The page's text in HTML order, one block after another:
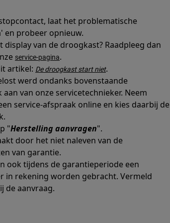
laat het problematische
en probeer opnieuw.
van de droogkast? Raadpleeg dan
service-pagina.
artikel: De droogkast start niet.
werd ondanks bovenstaande
van onze servicetechnieker. Neem
service-afspraak online en kies daarbij de
"Herstelling aanvragen".
door het niet naleven van de
van garantie.
ook tijdens de garantieperiode een
in rekening worden gebracht. Vermeld
de aanvraag.